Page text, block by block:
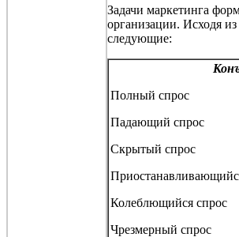
Задачи маркетинга
организации. Исходя
следующие:
Полный спрос
Падающий спрос
Скрытый спрос
Колеблющийся спрос
Чрезмерный спрос